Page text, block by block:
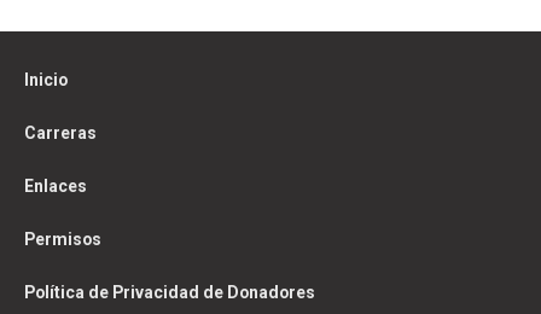
Inicio
Carreras
Enlaces
Permisos
Política de Privacidad de Donadores